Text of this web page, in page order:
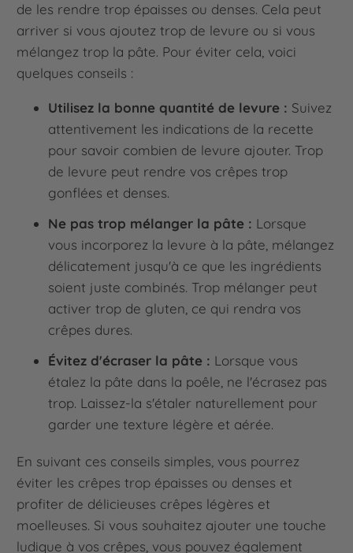
de les rendre trop épaisses ou denses. Cela peut
arriver si vous ajoutez trop de levure ou si vous
mélangez trop la pâte. Pour éviter cela, voici
quelques conseils :
Utilisez la bonne quantité de levure : Suivez
attentivement les indications de la recette
pour savoir combien de levure ajouter. Trop
de levure peut rendre vos crêpes trop
gonflées et denses.
Ne pas trop mélanger la pâte : Lorsque
vous incorporez la levure à la pâte, mélangez
délicatement jusqu'à ce que les ingrédients
soient juste combinés. Trop mélanger peut
activer trop de gluten, ce qui rendra vos
crêpes dures.
Évitez d'écraser la pâte : Lorsque vous
étalez la pâte dans la poêle, ne l'écrasez pas
trop. Laissez-la s'étaler naturellement pour
garder une texture légère et aérée.
En suivant ces conseils simples, vous pourrez
éviter les crêpes trop épaisses ou denses et
profiter de délicieuses crêpes légères et
moelleuses. Si vous souhaitez ajouter une touche
ludique à vos crêpes, vous pouvez également